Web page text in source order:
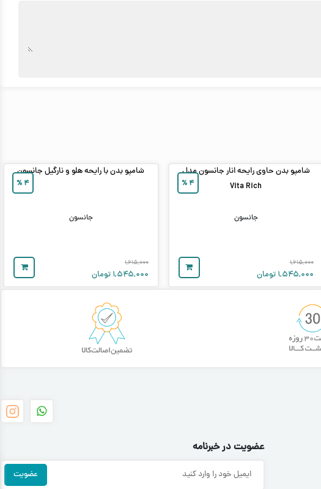
۴ %
شامپو بدن حاوی رایحه انار جانسون مدل
Vita Rich
جانسون
۱,۶۱۵,۰۰۰
۱,۵۴۵,۰۰۰ تومان
۴ %
شامپو بدن با رایحه هلو و نارگیل جانسون
جانسون
۱,۶۱۵,۰۰۰
۱,۵۴۵,۰۰۰ تومان
عضویت در خبرنامه